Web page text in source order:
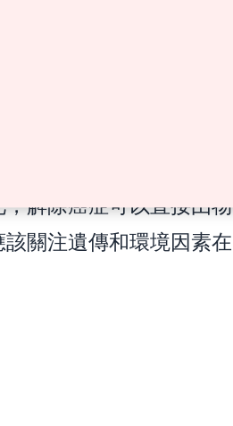
解除癌症可以直接由物
關注遺傳和環境因素在